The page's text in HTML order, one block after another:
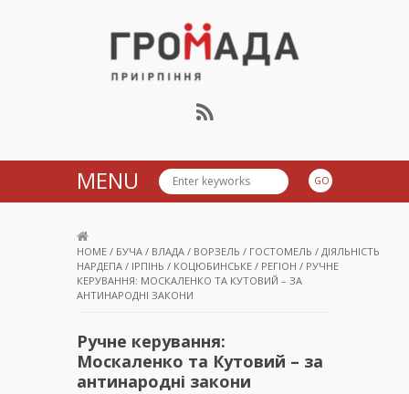
Громада Приірпіння
MENU
HOME / БУЧА / ВЛАДА / ВОРЗЕЛЬ / ГОСТОМЕЛЬ / ДІЯЛЬНІСТЬ
НАРДЕПА / ІРПІНЬ / КОЦЮБИНСЬКЕ / РЕГІОН / РУЧНЕ
КЕРУВАННЯ: МОСКАЛЕНКО ТА КУТОВИЙ – ЗА
АНТИНАРОДНІ ЗАКОНИ
Ручне керування:
Москаленко та Кутовий – за
антинародні закони